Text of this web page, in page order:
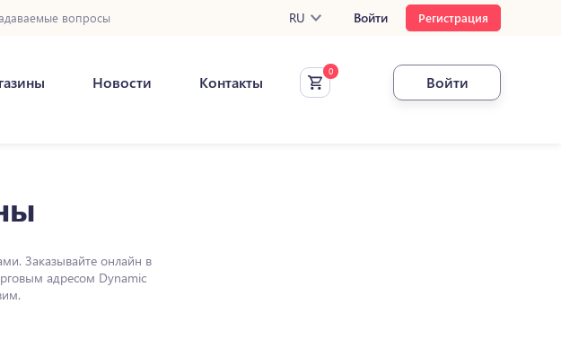
вопросы RU Войти Регистрация
Новости Контакты Войти
Заказывайте онлайн в
адресом Dynamic